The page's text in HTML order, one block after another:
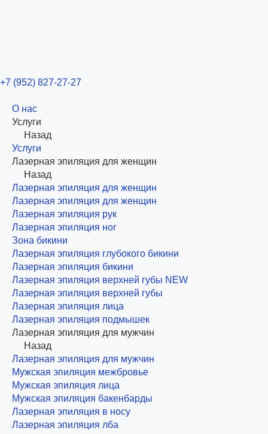
+7 (952) 827-27-27
О нас
Услуги
Назад
Услуги
Лазерная эпиляция для женщин
Назад
Лазерная эпиляция для женщин
Лазерная эпиляция для женщин
Лазерная эпиляция рук
Лазерная эпиляция ног
Зона бикини
Лазерная эпиляция глубокого бикини
Лазерная эпиляция бикини
Лазерная эпиляция верхней губы NEW
Лазерная эпиляция верхней губы
Лазерная эпиляция лица
Лазерная эпиляция подмышек
Лазерная эпиляция для мужчин
Назад
Лазерная эпиляция для мужчин
Мужская эпиляция межбровье
Мужская эпиляция лица
Мужская эпиляция бакенбарды
Лазерная эпиляция в носу
Лазерная эпиляция лба